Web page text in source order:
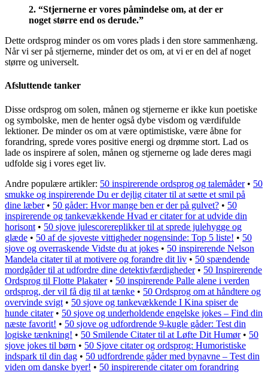
2. “Stjernerne er vores påmindelse om, at der er
noget større end os derude.”
Dette ordsprog minder os om vores plads i den store sammenhæng.
Når vi ser på stjernerne, minder det os om, at vi er en del af noget
større og universelt.
Afsluttende tanker
Disse ordsprog om solen, månen og stjernerne er ikke kun poetiske
og symbolske, men de henter også dybe visdom og værdifulde
lektioner. De minder os om at være optimistiske, være åbne for
forandring, sprede vores positive energi og drømme stort. Lad os
lade os inspirere af solen, månen og stjernerne og lade deres magi
udfolde sig i vores eget liv.
Andre populære artikler: 50 inspirerende ordsprog og talemåder• 50
smukke og inspirerende Du er dejlig citater til at sætte et smil på
dine læber• 50 gåder: Hvor mange ben er der på gulvet? • 50
inspirerende og tankevækkende Hvad er citater for at udvide din
horisont • 50 sjove julescorereplikker til at sprede julehygge og
glæde • 50 af de sjoveste vittigheder nogensinde: Top 5 liste! • 50
sjove og overraskende Vidste du at jokes • 50 inspirerende Nelson
Mandela citater til at motivere og forandre dit liv • 50 spændende
mordgåder til at udfordre dine detektivfærdigheder• 50 Inspirerende
Ordsprog til Flotte Plakater• 50 inspirerende Palle alene i verden
ordsprog, der vil få dig til at tænke • 50 Ordsprog om at håndtere og
overvinde svigt • 50 sjove og tankevækkende I Kina spiser de
hunde citater• 50 sjove og underholdende engelske jokes – Find din
næste favorit! • 50 sjove og udfordrende 9-kugle gåder: Test din
logiske tænkning! • 50 Smilende Citater til at Løfte Dit Humør• 50
sjove jokes til børn • 50 Sjove citater og ordsprog: Humoristiske
indspark til din dag • 50 udfordrende gåder med bynavne – Test din
viden om danske byer! • 50 inspirerende citater om forandring